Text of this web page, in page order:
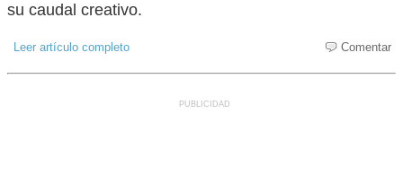
su caudal creativo.
Leer artículo completo Comentar
PUBLICIDAD